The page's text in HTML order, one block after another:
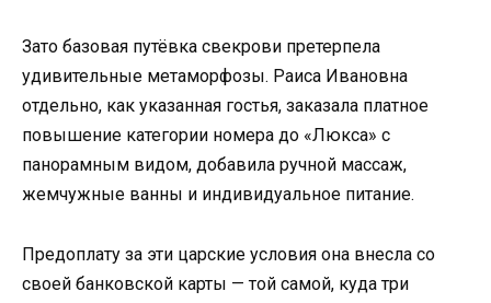
Зато базовая путёвка свекрови претерпела
удивительные метаморфозы. Раиса Ивановна
отдельно, как указанная гостья, заказала платное
повышение категории номера до «Люкса» с
панорамным видом, добавила ручной массаж,
жемчужные ванны и индивидуальное питание.
Предоплату за эти царские условия она внесла со
своей банковской карты — той самой, куда три